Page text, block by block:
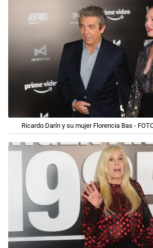
Ricardo Darín y su mujer Florencia Bas -